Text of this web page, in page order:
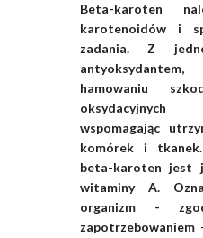
Beta-karoten
karotenoidów i
zadania. Z
hamowaniu
wspomagając
komórek i
beta-karoten jest
witaminy A.
organizm -
zapotrzebowaniem